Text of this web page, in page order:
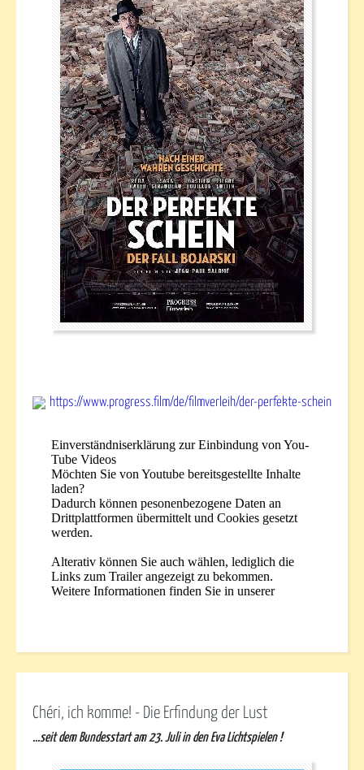
https://www.progress.film/de/filmverleih/der-perfekte-schein
Chéri, ich komme! - Die Erfindung der Lust
...seit dem Bundesstart am 23. Juli in den Eva Lichtspielen !